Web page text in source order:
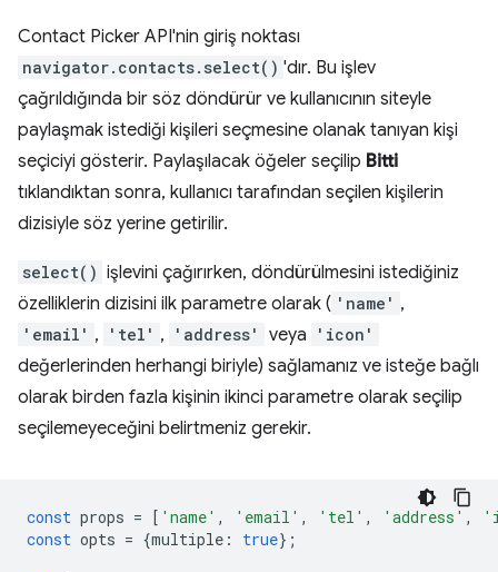
Contact Picker API'nin giriş noktası
navigator.contacts.select() 'dır. Bu işlev
çağrıldığında bir söz döndürür ve kullanıcının siteyle
paylaşmak istediği kişileri seçmesine olanak tanıyan kişi
seçiciyi gösterir. Paylaşılacak öğeler seçilip Bitti
tıklandıktan sonra, kullanıcı tarafından seçilen kişilerin
dizisiyle söz yerine getirilir.
select() işlevini çağırırken, döndürülmesini istediğiniz
özelliklerin dizisini ilk parametre olarak ( 'name' ,
'email' , 'tel' , 'address' veya 'icon'
değerlerinden herhangi biriyle) sağlamanız ve isteğe bağlı
olarak birden fazla kişinin ikinci parametre olarak seçilip
seçilemeyeceğini belirtmeniz gerekir.
const props = [ 'name' , 'email' , 'tel' , 'address' ,
const opts = {multiple : true};